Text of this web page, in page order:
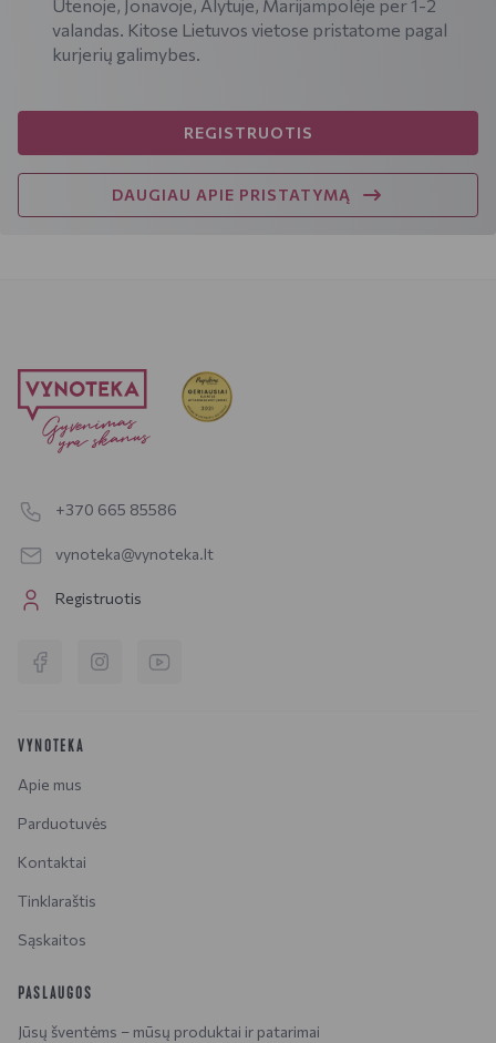
Utenoje, Jonavoje, Alytuje, Marijampolėje per 1-2
valandas. Kitose Lietuvos vietose pristatome pagal
kurjerių galimybes.
REGISTRUOTIS
DAUGIAU APIE PRISTATYMĄ
+370 665 85586
vynoteka@vynoteka.lt
Registruotis
VYNOTEKA
Apie mus
Parduotuvės
Kontaktai
Tinklaraštis
Sąskaitos
PASLAUGOS
Jūsų šventėms – mūsų produktai ir patarimai